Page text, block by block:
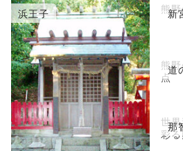
浜王子 新
熊
道
熊
点
那
世
彩